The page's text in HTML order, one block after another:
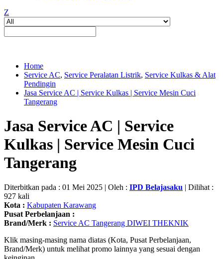
Z
Home
Service AC, Service Peralatan Listrik, Service Kulkas & Alat
Pendingin
Jasa Service AC | Service Kulkas | Service Mesin Cuci
Tangerang
Jasa Service AC | Service
Kulkas | Service Mesin Cuci
Tangerang
Diterbitkan pada : 01 Mei 2025 | Oleh : IPD Belajasaku | Dilihat :
927 kali
Kota : Kabupaten Karawang
Pusat Perbelanjaan :
Brand/Merk : Service AC Tangerang DIWEI THEKNIK
Klik masing-masing nama diatas (Kota, Pusat Perbelanjaan,
Brand/Merk) untuk melihat promo lainnya yang sesuai dengan